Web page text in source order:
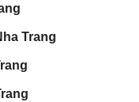
Trang